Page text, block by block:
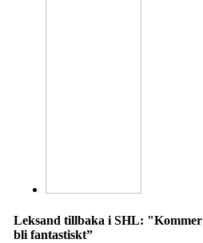
Leksand tillbaka i SHL: "Kommer
bli fantastiskt”